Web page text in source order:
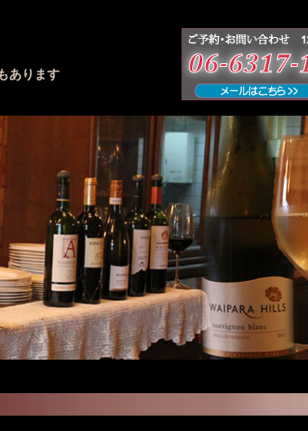
あります